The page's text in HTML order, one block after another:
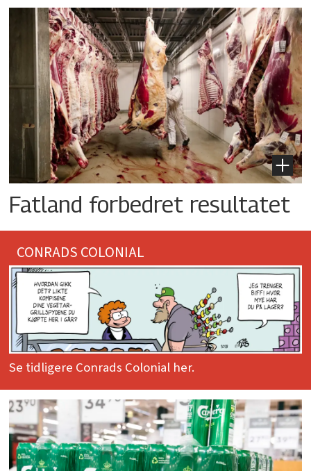
Fatland forbedret resultatet
CONRADS COLONIAL
Se tidligere Conrads Colonial her.